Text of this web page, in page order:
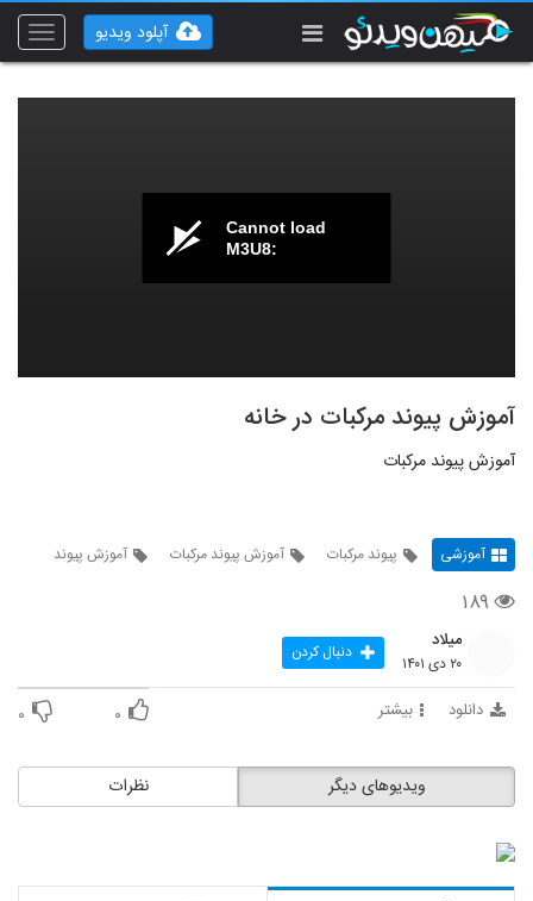
Toggle
آپلود ویدیو
Cannot load
M3U8:
آموزش پیوند مرکبات در خانه
آموزش پیوند مرکبات
آموزشی پیوند مرکبات آموزش پیوند مرکبات آموزش پیوند
۱۸۹
میلاد
۲۰ دی ۱۴۰۱ دنبال کردن
دانلود بیشتر ۰ ۰
نظرات ویدیوهای دیگر